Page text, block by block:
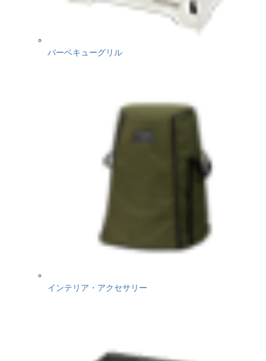
バーベキューグリル
インテリア・アクセサリー